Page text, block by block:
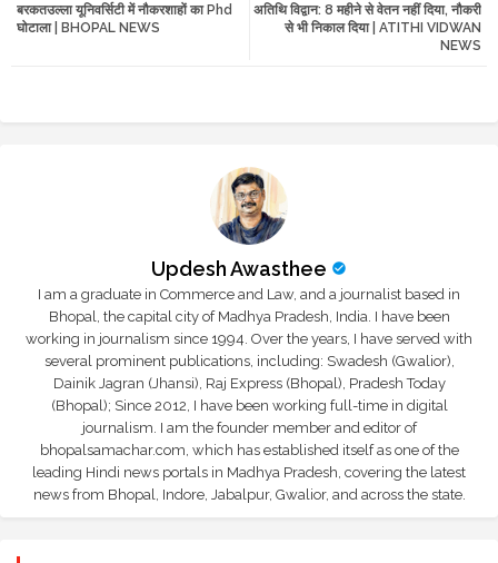
tte ats
अतिथि विद्वान: 8 महीने से वेतन नहीं दिया, नौकरी
से भी निकाल दिया | ATITHI VIDWAN
NEWS
बरकतउल्ला यूनिवर्सिटी में नौकरशाहों का Phd
घोटाला | BHOPAL NEWS
Updesh Awasthee
I am a graduate in Commerce and Law, and a journalist based in
Bhopal, the capital city of Madhya Pradesh, India. I have been
working in journalism since 1994. Over the years, I have served with
several prominent publications, including: Swadesh (Gwalior),
Dainik Jagran (Jhansi), Raj Express (Bhopal), Pradesh Today
(Bhopal); Since 2012, I have been working full-time in digital
journalism. I am the founder member and editor of
bhopalsamachar.com, which has established itself as one of the
leading Hindi news portals in Madhya Pradesh, covering the latest
news from Bhopal, Indore, Jabalpur, Gwalior, and across the state.